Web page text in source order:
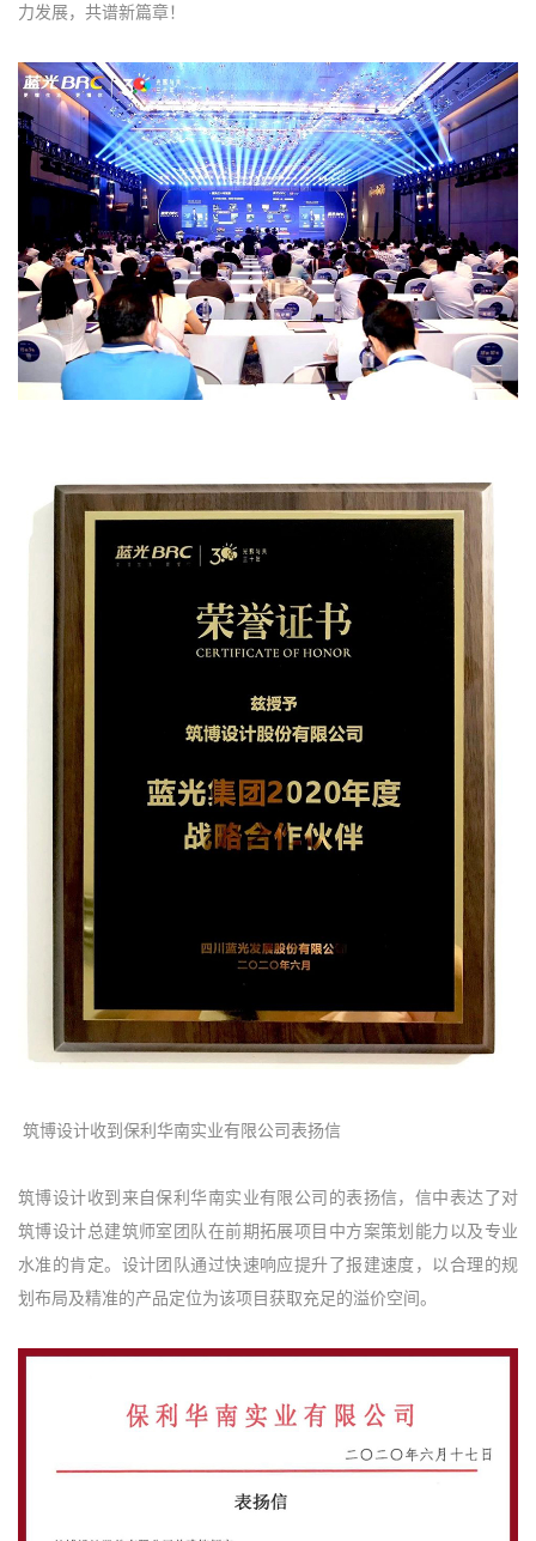
力发展，共谱新篇章！
筑博设计收到保利华南实业有限公司表扬信
筑博设计收到来自保利华南实业有限公司的表扬信，信中表达了对
筑博设计总建筑师室团队在前期拓展项目中方案策划能力以及专业
水准的肯定。设计团队通过快速响应提升了报建速度，以合理的规
划布局及精准的产品定位为该项目获取充足的溢价空间。